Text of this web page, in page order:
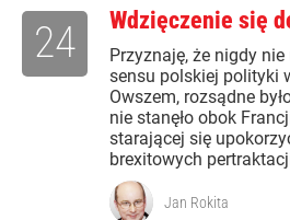
Wdzięczenie się
Przyznaję, że nigdy
sensu polskiej polityki
Owszem, rozsądne
nie stanęło obok
starającej się
brexitowych
24
Jan Rokita